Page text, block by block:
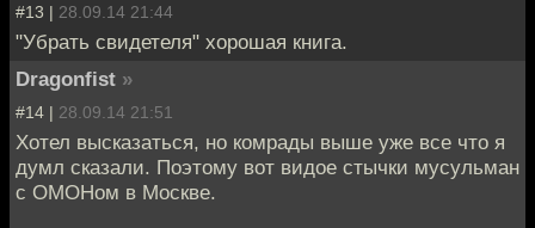
#13 | 28.09.14 21:44
"Убрать свидетеля" хорошая книга.
Dragonfist »
#14 | 28.09.14 21:51
Хотел высказаться, но комрады выше уже все что я
думл сказали. Поэтому вот видое стычки мусульман
с ОМОНом в Москве.